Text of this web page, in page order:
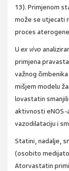
13). Primjenom
može se utjecati
proces
U ex vivo
primjena
važnog
mišjem modelu
lovastatin
aktivnosti eNOS-
vazodilataciju i
Statini, nadalje,
(osobito
Atorvastatin